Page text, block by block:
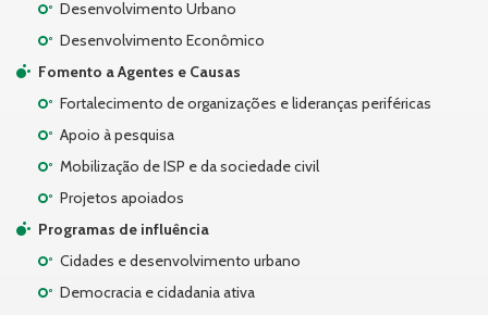
Desenvolvimento Urbano
Desenvolvimento Econômico
Fomento a Agentes e Causas
Fortalecimento de organizações e lideranças periféricas
Apoio à pesquisa
Mobilização de ISP e da sociedade civil
Projetos apoiados
Programas de influência
Cidades e desenvolvimento urbano
Democracia e cidadania ativa